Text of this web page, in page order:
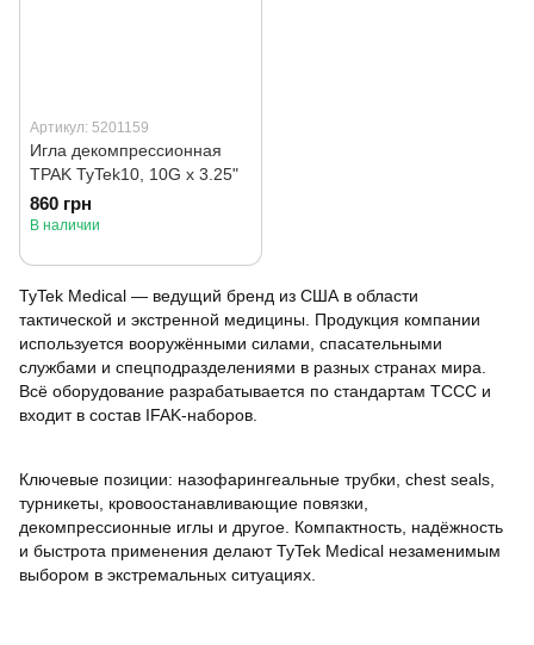
Артикул: 5201159
Игла декомпрессионная
TPAK TyTek10, 10G x 3.25"
860 грн
В наличии
TyTek Medical — ведущий бренд из США в области
тактической и экстренной медицины. Продукция компании
используется вооружёнными силами, спасательными
службами и спецподразделениями в разных странах мира.
Всё оборудование разрабатывается по стандартам TCCC и
входит в состав IFAK-наборов.
Ключевые позиции: назофарингеальные трубки, chest seals,
турникеты, кровоостанавливающие повязки,
декомпрессионные иглы и другое. Компактность, надёжность
и быстрота применения делают TyTek Medical незаменимым
выбором в экстремальных ситуациях.